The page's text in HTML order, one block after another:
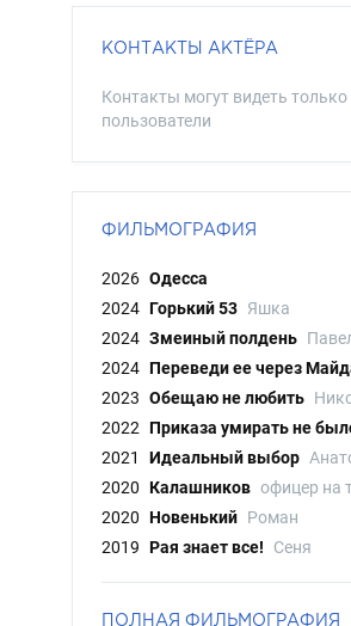
КОНТАКТЫ АКТЁРА
Контакты могут видеть
пользователи
ФИЛЬМОГРАФИЯ
2026 Одесса
2024 Горький 53 Яшка
2024 Змеиный полдень
2024 Переведи ее через
2023 Обещаю не любить
2022
Приказа умирать не
2021
Идеальный выбор
2020
Калашников офицер на
2020 Новенький Роман
2019 Рая знает все! Сеня
ПОЛНАЯ ФИЛЬМОГРАФИЯ